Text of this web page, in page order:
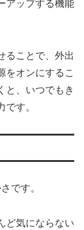
アップする機能
ることで、外出
をオンにするこ
と、いつでもき
す。
です。
ど気にならない